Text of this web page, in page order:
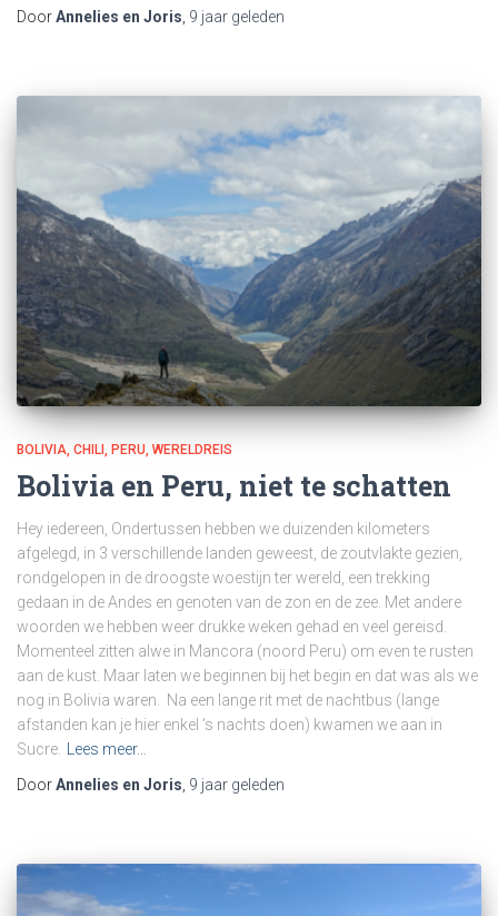
DoorAnnelies en Joris 9 jaar geleden
BOLIVIA CHILI PERU WERELDREIS
Bolivia en Peru, niet te schatten
Hey iedereen, Ondertussen hebben we duizenden kilometers
afgelegd, in 3 verschillende landen geweest, de zoutvlakte gezien,
rondgelopen in de droogste woestijn ter wereld, een trekking
gedaan in de Andes en genoten van de zon en de zee. Met andere
woorden we hebben weer drukke weken gehad en veel gereisd.
Momenteel zitten alwe in Mancora (noord Peru) om even te rusten
aan de kust. Maar laten we beginnen bij het begin en dat was als we
nog in Bolivia waren. Na een lange rit met de nachtbus (lange
afstanden kan je hier enkel ’s nachts doen) kwamen we aan in
Sucre.
Lees meer…
DoorAnnelies en Joris 9 jaar geleden